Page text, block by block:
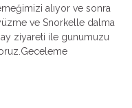
alıyor ve sonra
ve Snorkelle dalma
ziyareti ile gunumuzu